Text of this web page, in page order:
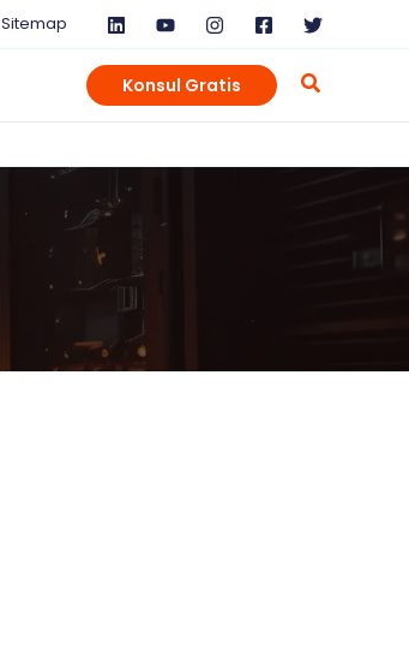
Sitemap
Konsul Gratis